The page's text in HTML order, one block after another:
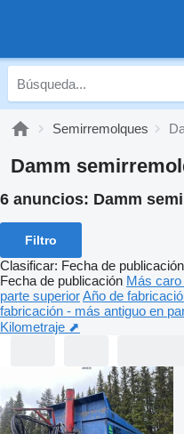
Semirremolques
Damm
6 anuncios: Damm
Filtro
Clasificar: Fecha de publicación
Fecha de publicación Más
parte superiorAño de
fabricación - más antiguo en
Kilometraje ⬈